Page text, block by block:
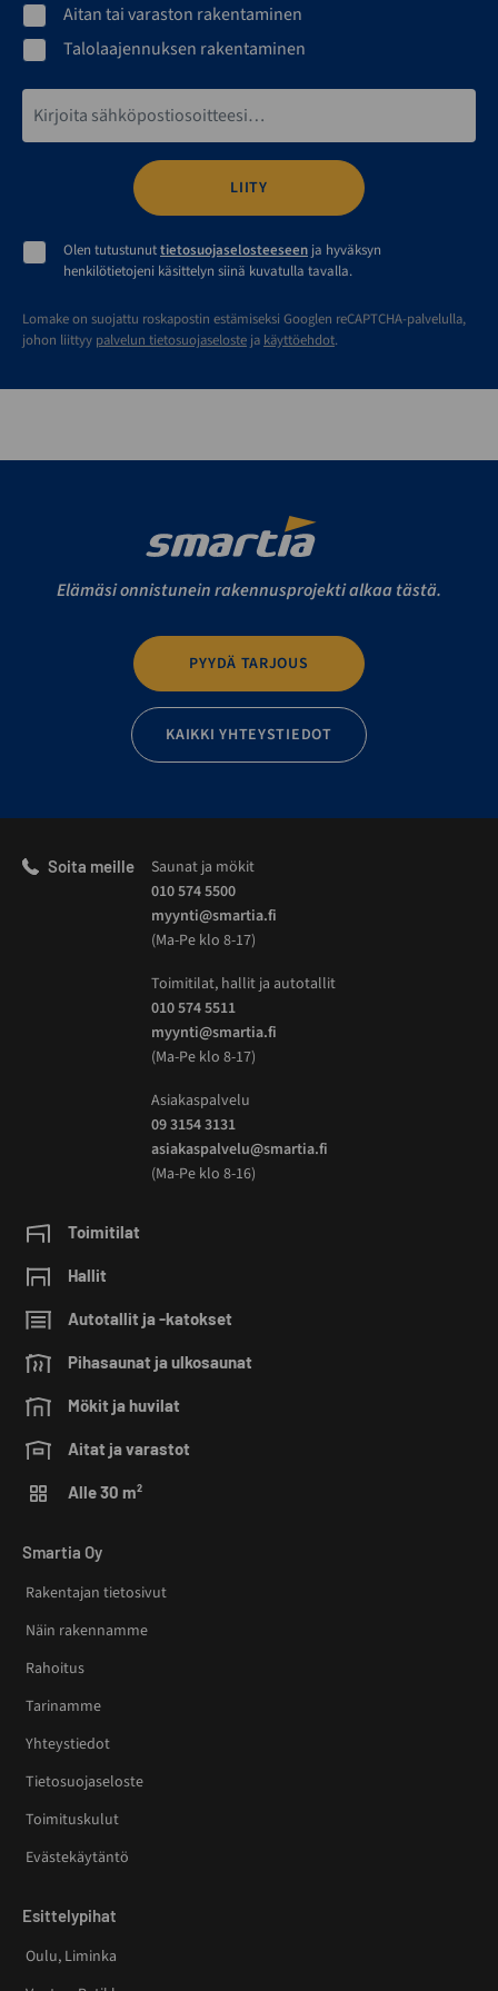
Aitan tai varaston rakentaminen
Talolaajennuksen rakentaminen
Olen tutustunuttietosuojaselosteeseen ja hyväksyn
henkilötietojeni käsittelyn siinä kuvatulla tavalla.
Lomake on suojattu roskapostin estämiseksi Googlen reCAPTCHA-palvelulla,
johon liittyy palvelun tietosuojaseloste ja käyttöehdot.
Elämäsi onnistunein rakennusprojekti alkaa tästä.
PYYDÄ TARJOUS
KAIKKI YHTEYSTIEDOT
Soita meille
Saunat ja mökit
010 574 5500
myynti@smartia.fi
(Ma-Pe klo 8-17)
Toimitilat, hallit ja autotallit
010 574 5511
myynti@smartia.fi
(Ma-Pe klo 8-17)
Asiakaspalvelu
09 3154 3131
asiakaspalvelu@smartia.fi
(Ma-Pe klo 8-16)
Toimitilat
Hallit
Autotallit ja -katokset
Pihasaunat ja ulkosaunat
Mökit ja huvilat
Aitat ja varastot
Alle 30 m²
Smartia Oy
Rakentajan tietosivut
Näin rakennamme
Rahoitus
Tarinamme
Yhteystiedot
Tietosuojaseloste
Toimituskulut
Evästekäytäntö
Esittelypihat
Oulu, Liminka